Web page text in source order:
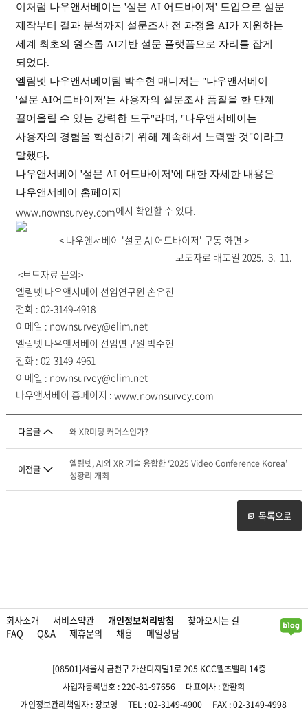
이처럼 나우앤서베이는 '설문 AI 어드바이저' 도입으로 설문
제작부터 결과 분석까지 설문조사 전 과정을 AI가 지원하는
세계 최초의 원스톱 AI기반 설문 플랫폼으로 자리를 잡게
되었다.
엘림넷 나우앤서베이팀 박수현 매니저는 "나우앤서베이
'설문 AI어드바이저'는 사용자의 설문조사 품질을 한 단계
끌어올릴 수 있는 강력한 도구"라며, "나우앤서베이는
사용자의 경험을 혁신하기 위해 계속해서 노력할 것"이라고
말했다.
나우앤서베이 '설문 AI 어드바이저'에 대한 자세한 내용은
나우앤서베이 홈페이지
www.nownsurvey.com에서 확인할 수 있다.
< 나우앤서베이 '설문 AI 어드바이저' 구동 화면 >
보도자료 배포일 2025. 3. 11.
<보도자료 문의>
엘림넷 나우앤서베이 선임연구원 손유진
전화 : 02-3149-4918
이메일 : nownsurvey@elim.net
엘림넷 나우앤서베이 선임연구원 박수현
전화 : 02-3149-4961
이메일 : nownsurvey@elim.net
나우앤서베이 홈페이지 : www.nownsurvey.com
다음글 왜 XR미팅 커머스인가?
이전글
엘림넷, AI와 XR 기술 융합한 ‘2025 Video Conference Korea’
성황리 개최
목록으로
회사소개 서비스약관 개인정보처리방침
찾아오시는 길
FAQ
Q&A 제휴문의 채용 메일상담
[08501]서울시 금천구 가산디지털1로 205 KCC웰츠밸리 14층
사업자등록번호 : 220-81-97656
대표이사 : 한환희
개인정보관리책임자 : 장보영
TEL : 02-3149-4900 FAX : 02-3149-4998